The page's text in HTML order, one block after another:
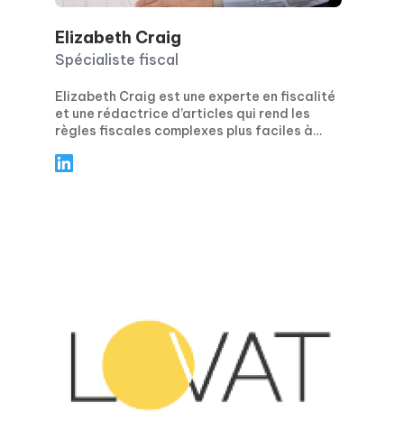
Elizabeth Craig
Spécialiste fiscal
Elizabeth Craig est une experte en fiscalité
et une rédactrice d’articles qui rend les
règles fiscales complexes plus faciles à
conseils pratiques et concrets pour les
prendre des décisions financières plus
avisées tout au long de l’année